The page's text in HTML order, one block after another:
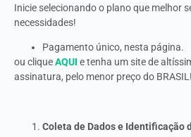
Inicie selecionando o plano que melhor
necessidades!
Pagamento único, nesta página.
ou cliqueAQUI e tenha um site de
assinatura, pelo menor preço do BRASIL!
Coleta de Dados e Identificação